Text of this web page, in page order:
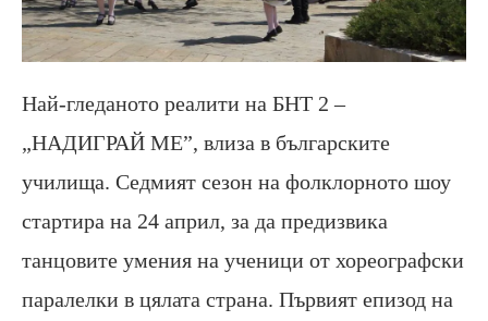
Най-гледаното реалити на БНТ 2 –
„НАДИГРАЙ МЕ”, влиза в българските
училища. Седмият сезон на фолклорното шоу
стартира на 24 април, за да предизвика
танцовите умения на ученици от хореографски
паралелки в цялата страна. Първият епизод на